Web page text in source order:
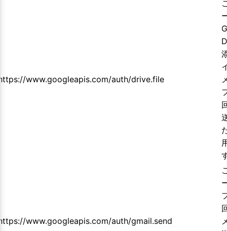
www.googleapis.com/auth/drive.file
www.googleapis.com/auth/gmail.send